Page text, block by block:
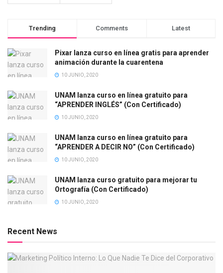
Trending Comments Latest
Pixar lanza curso en línea gratis para aprender
animación durante la cuarentena
10 JUNIO, 2020
UNAM lanza curso en línea gratuito para
“APRENDER INGLÉS” (Con Certificado)
10 JUNIO, 2020
UNAM lanza curso en línea gratuito para
“APRENDER A DECIR NO” (Con Certificado)
10 JUNIO, 2020
UNAM lanza curso gratuito para mejorar tu
Ortografía (Con Certificado)
10 JUNIO, 2020
Recent News